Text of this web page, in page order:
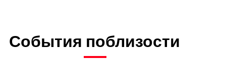
События поблизости